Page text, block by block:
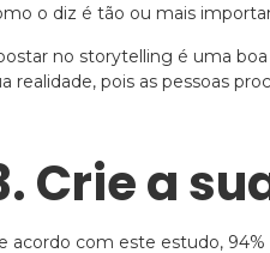
o diz é tão ou mais
no storytelling é uma
realidade, pois as pessoas
Crie a
acordo com este estudo,